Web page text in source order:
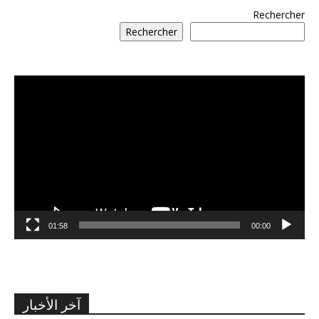
Rechercher
Rechercher
00:00
01:58
آخر الأخبار